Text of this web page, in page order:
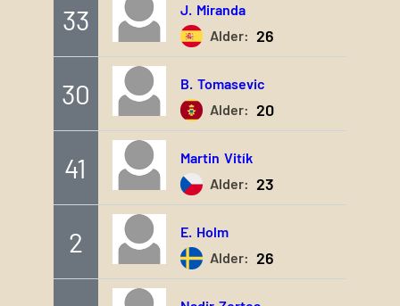
33 J. Miranda
Alder: 26
30 B. Tomasevic
Alder: 20
41 Martin Vitík
Alder: 23
2 E. Holm
Alder: 26